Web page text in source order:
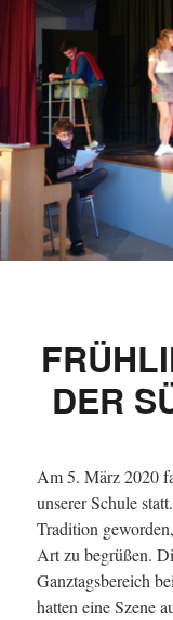
DER
Am 5. März 2020
unserer Schule
Tradition
Art zu begrüßen.
Ganztagsbereich
hatten eine Szene